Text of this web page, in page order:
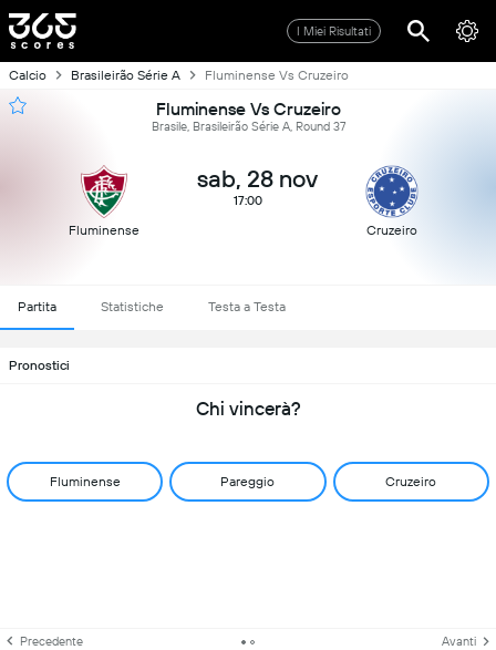
I Miei Risultati
Calcio Brasileirão Série A Fluminense Vs Cruzeiro
Fluminense Vs Cruzeiro
Brasile, Brasileirão Série A, Round 37
Fluminense
sab, 28 nov
17:00
Cruzeiro
Partita Statistiche Testa a Testa
Pronostici
Chi vincerà?
Fluminense Pareggio Cruzeiro
Precedente Avanti